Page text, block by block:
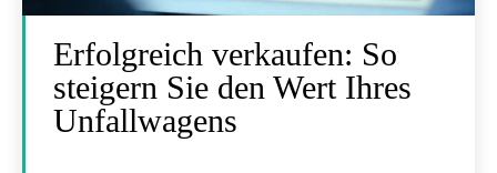
Erfolgreich verkaufen: So
steigern Sie den Wert Ihres
Unfallwagens